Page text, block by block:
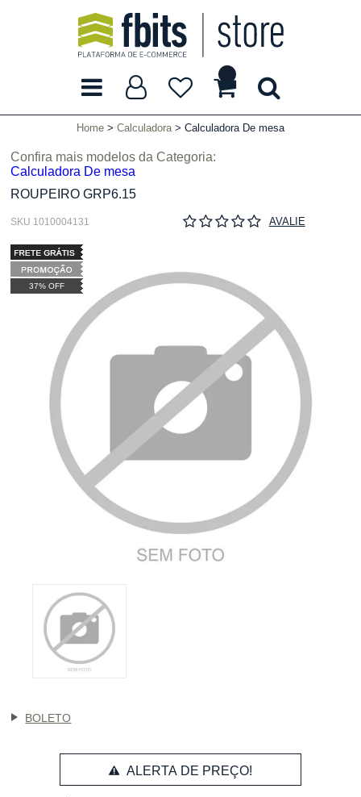
Home Calculadora Calculadora De mesa
37% OFF
ROUPEIRO GRP6.15
SKU 1010004131 AVALIE
BOLETO
Confira mais modelos da Categoria:
Calculadora De mesa
ALERTA DE PREÇO!